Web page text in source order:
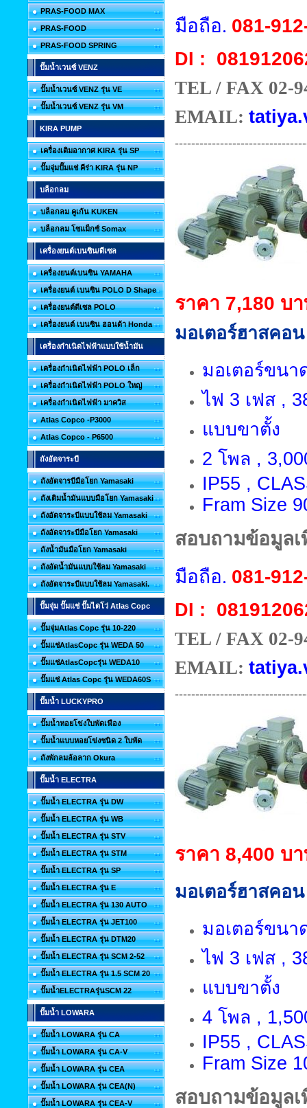
PRAS-FOOD MAX
PRAS-FOOD
PRAS-FOOD SPRING
ปั๊มน้ำเวนซ์ VENZ
ปั๊มน้ำเวนซ์ VENZ รุ่น VE
ปั๊มน้ำเวนซ์ VENZ รุ่น VM
KIRA PUMP
เครื่องเติมอากาศ KIRA รุ่น SP
ปั๊มจุ่มปั๊มแช่ คีร่า KIRA รุ่น NP
บล็อกลม
บล็อกลม คูเก้น KUKEN
บล็อกลม โซแม็กซ์ Somax
เครื่องยนต์เบนซิน/ดีเซล
เครื่องยนต์เบนซิน YAMAHA
เครื่องยนต์ เบนซิน POLO D Shape
เครื่องยนต์ดีเซล POLO
เครื่องยนต์ เบนซิน ฮอนด้า Honda
เครื่องกำเนิดไฟฟ้าแบบใช้น้ำมัน
เครื่องกำเนิดไฟฟ้า POLO เล็ก
เครื่องกำเนิดไฟฟ้า POLO ใหญ่
เครื่องกำเนิดไฟฟ้า มาควิส
Atlas Copco -P3000
Atlas Copco - P6500
ถังอัดจาระบี
ถังอัดจารบีมือโยก Yamasaki
ถังเติมน้ำมันแบบมือโยก Yamasaki
ถังอัดจาระบีแบบใช้ลม Yamasaki
ถังอัดจาระบีมือโยก Yamasaki
ถังน้ำมันมือโยก Yamasaki
ถังอัดน้ำมันแบบใช้ลม Yamasaki
ถังอัดจาระบีแบบใช้ลม Yamasaki.
ปั๊มจุ่ม ปั๊มแช่ ปั๊มไดโว่ Atlas Copc
ปั๊มจุ่มAtlas Copc รุ่น 10-220
ปั๊มแช่AtlasCopc รุ่น WEDA 50
ปั๊มแช่AtlasCopcรุ่น WEDA10
ปั๊มแช่ Atlas Copc รุ่น WEDA60S
ปั๊มน้ำ LUCKYPRO
ปั๊มน้ำหอยโข่งใบพัดเฟือง
ปั๊มน้ำแบบหอยโข่งชนิด 2 ใบพัด
ถังพักลมล้อลาก Okura
ปั๊มน้ำ ELECTRA
ปั๊มน้ำ ELECTRA รุ่น DW
ปั๊มน้ำ ELECTRA รุ่น WB
ปั๊มน้ำ ELECTRA รุ่น STV
ปั๊มน้ำ ELECTRA รุ่น STM
ปั๊มน้ำ ELECTRA รุ่น SP
ปั๊มน้ำ ELECTRA รุ่น E
ปั๊มน้ำ ELECTRA รุ่น 130 AUTO
ปั๊มน้ำ ELECTRA รุ่น JET100
ปั๊มน้ำ ELECTRA รุ่น DTM20
ปั๊มน้ำ ELECTRA รุ่น SCM 2-52
ปั๊มน้ำ ELECTRA รุ่น 1.5 SCM 20
ปั๊มน้ำELECTRAรุ่นSCM 22
ปั๊มน้ำ LOWARA
ปั๊มน้ำ LOWARA รุ่น CA
ปั๊มน้ำ LOWARA รุ่น CA-V
ปั๊มน้ำ LOWARA รุ่น CEA
ปั๊มน้ำ LOWARA รุ่น CEA(N)
ปั๊มน้ำ LOWARA รุ่น CEA-V
มือถือ. 081-
DI :
TEL / FAX 02-
EMAIL: tatiya.
ราคา 7,180 บ
มอเตอร์ฮาสคอ
มอเตอร์ขนา
ไฟ 3 เฟส ,
แบบขาตั้ง
2 โพล ,
IP55 ,
Fram Size
สอบถามข้อมูลเ
มือถือ. 081-
DI :
TEL / FAX 02-
EMAIL: tatiya.
ราคา 8,400 บ
มอเตอร์ฮาสคอ
มอเตอร์ขนา
ไฟ 3 เฟส ,
แบบขาตั้ง
4 โพล ,
IP55 ,
Fram Size
สอบถามข้อมูลเ